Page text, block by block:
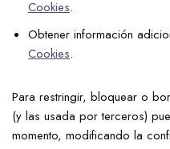
Cookies.
Obtener información
Cookies.
Para restringir, bloquear o
(y las usada por terceros)
momento, modificando la